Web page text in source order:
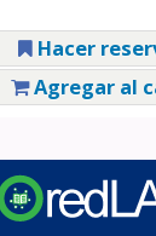
Hacer
Agregar al